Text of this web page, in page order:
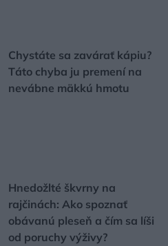
Chystáte sa zavárať kápiu?
Táto chyba ju premení na
nevábne mäkkú hmotu
Hnedožlté škvrny na
rajčinách: Ako spoznať
obávanú pleseň a čím sa líši
od poruchy výživy?